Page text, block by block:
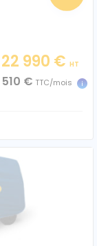
22 990 € HT
510 € TTC/mois